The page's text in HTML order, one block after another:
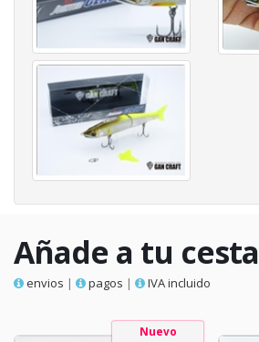
Añade a tu cesta
envios | pagos | IVA incluido
Nuevo